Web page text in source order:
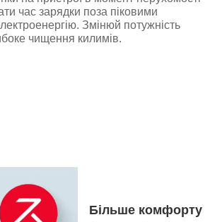
час зарядки поза піковими
Змінюй потужність
чищення килимів.
Більше комфорту